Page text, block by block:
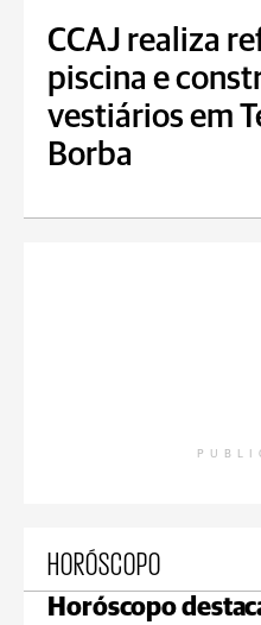
CCAJ realiza
piscina e
vestiários em
Borba
HORÓSCOPO
Horóscopo